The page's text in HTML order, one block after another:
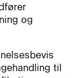
og
til